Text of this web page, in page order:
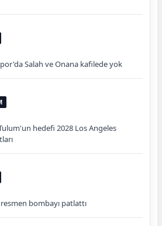
Salah ve Onana kafilede yok
hedefi 2028 Los Angeles
bombayı patlattı